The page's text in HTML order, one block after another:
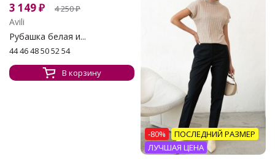
3 149₽ 4 250₽
Avili
Рубашка белая и...
44 46 48 50 52 54
В корзину
-80%
ПОСЛЕДНИЙ РАЗМЕР
ЛУЧШАЯ ЦЕНА